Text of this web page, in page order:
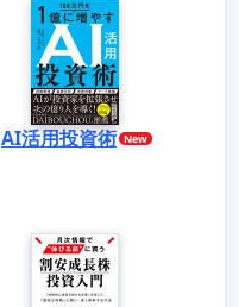
AI活用投資術